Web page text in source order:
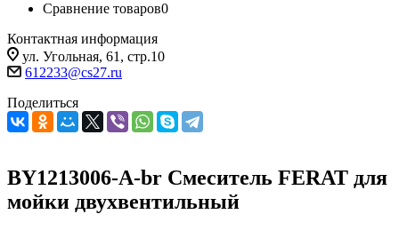
Сравнение товаров0
Контактная информация
ул. Угольная, 61, стр.10
612233@cs27.ru
Поделиться
BY1213006-A-br Смеситель FERAT для
мойки двухвентильный